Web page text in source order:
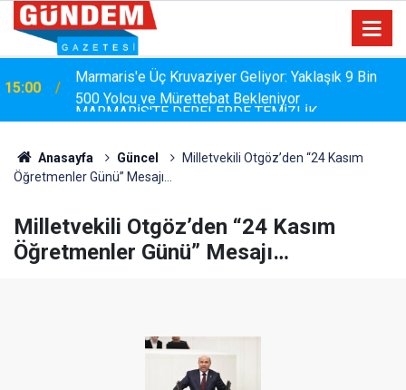
14:17
MARMARİS'TE DERELERDE TEMİZLİK
SEFERBERLİĞİ
Anasayfa Güncel
Milletvekili Otgöz’den “24 Kasım
Öğretmenler Günü” Mesajı…
Milletvekili Otgöz’den “24 Kasım
Öğretmenler Günü” Mesajı…